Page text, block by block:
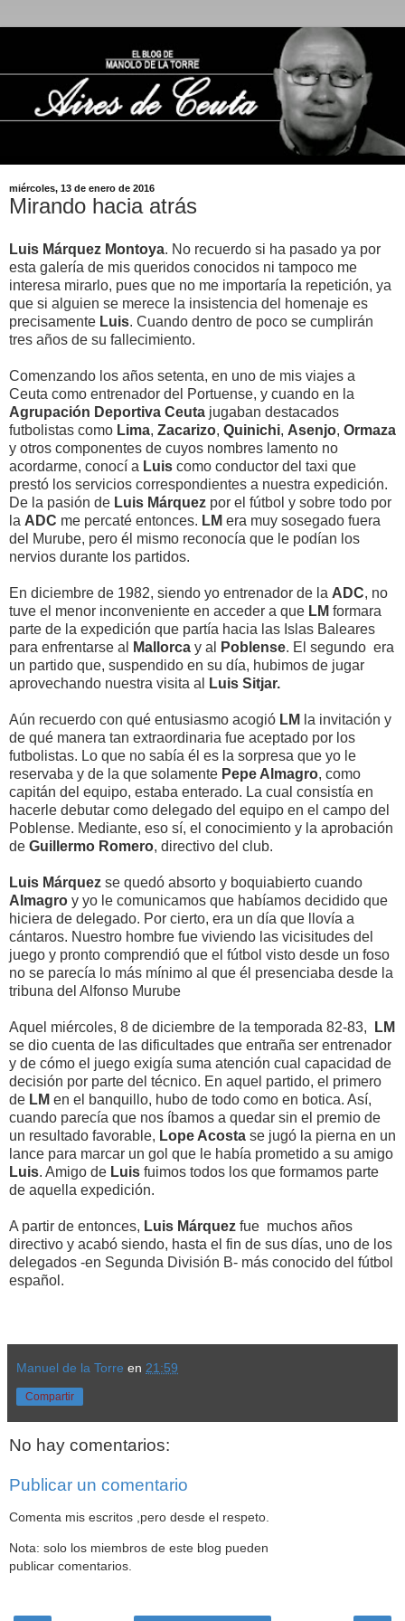
miércoles, 13 de enero de 2016
Mirando hacia atrás
Luis Márquez Montoya. No recuerdo si ha pasado ya por
esta galería de mis queridos conocidos ni tampoco me
interesa mirarlo, pues que no me importaría la repetición, ya
que si alguien se merece la insistencia del homenaje es
precisamente Luis. Cuando dentro de poco se cumplirán
tres años de su fallecimiento.
Comenzando los años setenta, en uno de mis viajes a
Ceuta como entrenador del Portuense, y cuando en la
Agrupación Deportiva Ceuta jugaban destacados
futbolistas como Lima, Zacarizo, Quinichi, Asenjo, Ormaza
y otros componentes de cuyos nombres lamento no
acordarme, conocí a Luis como conductor del taxi que
prestó los servicios correspondientes a nuestra expedición.
De la pasión de Luis Márquez por el fútbol y sobre todo por
la ADC me percaté entonces. LM era muy sosegado fuera
del Murube, pero él mismo reconocía que le podían los
nervios durante los partidos.
En diciembre de 1982, siendo yo entrenador de la ADC, no
tuve el menor inconveniente en acceder a que LM formara
parte de la expedición que partía hacia las Islas Baleares
para enfrentarse al
Mallorca y al Poblense. El segundo era
un partido que, suspendido en su día, hubimos de jugar
aprovechando nuestra visita al
Luis Sitjar.
Aún recuerdo con qué entusiasmo acogió LM la invitación y
de qué manera tan extraordinaria fue aceptado por los
futbolistas. Lo que no sabía él es la sorpresa que yo le
reservaba y de la que solamente Pepe Almagro, como
capitán del equipo, estaba enterado. La cual consistía en
hacerle debutar como delegado del equipo en el campo del
Poblense. Mediante, eso sí, el conocimiento y la aprobación
de Guillermo Romero, directivo del club.
Luis Márquez se quedó absorto y boquiabierto cuando
Almagro y yo le comunicamos que habíamos decidido que
hiciera de delegado. Por cierto, era un día que llovía a
cántaros. Nuestro hombre fue viviendo las vicisitudes del
juego y pronto comprendió que el fútbol visto desde un foso
no se parecía lo más mínimo al que él presenciaba desde la
tribuna del Alfonso Murube
Aquel miércoles, 8 de diciembre de la temporada 82-83,
LM
se dio cuenta de las dificultades que entraña ser entrenador
y de cómo el juego exigía suma atención cual capacidad de
decisión por parte del técnico. En aquel partido, el primero
de LM en el banquillo, hubo de todo como en botica. Así,
cuando parecía que nos íbamos a quedar sin el premio de
un resultado favorable, Lope Acosta se jugó la pierna en un
lance para marcar un gol que le había prometido a su amigo
Luis. Amigo de Luis fuimos todos los que formamos parte
de aquella expedición.
A partir de entonces, Luis Márquez fue muchos años
directivo y acabó siendo, hasta el fin de sus días, uno de los
delegados -en Segunda División B- más conocido del fútbol
español.
Manuel de la Torre en 21:59
Compartir
No hay comentarios:
Publicar un comentario
Comenta mis escritos ,pero desde el respeto.
Nota: solo los miembros de este blog pueden
publicar comentarios.